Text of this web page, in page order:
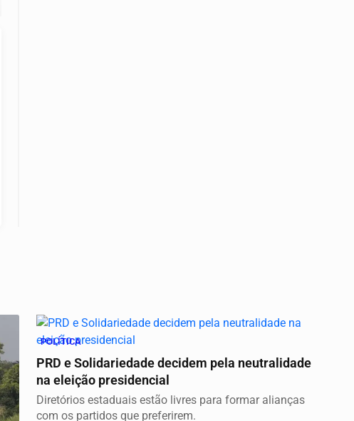
POLÍTICA
PRD e Solidariedade decidem pela neutralidade
na eleição presidencial
Diretórios estaduais estão livres para formar alianças
com os partidos que preferirem.